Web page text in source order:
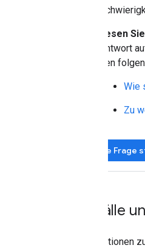
Lesen
Antwort
den
Wie
Zu
Neue Frage
Vorfälle
Informationen